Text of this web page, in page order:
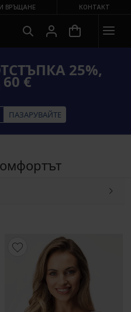
ВРЪЩАНЕ КОНТАКТ
25%,
€
ПАЗАРУВАЙТЕ